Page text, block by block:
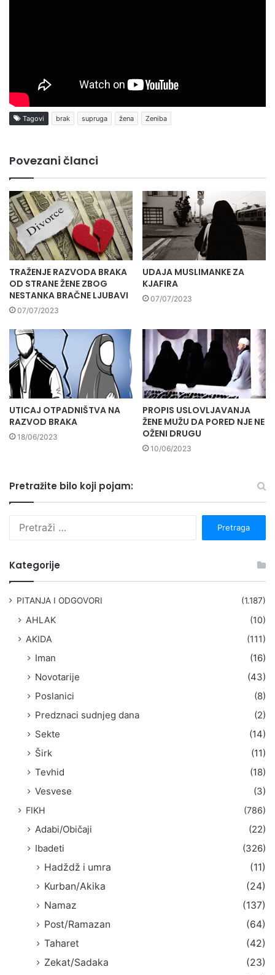
Tagovi brak supruga žena Zeniba
Povezani članci
TRAŽENJE RAZVODA BRAKA
OD STRANE ŽENE ZBOG
NESTANKA BRAČNE LJUBAVI
07/07/2023
UDAJA MUSLIMANKE ZA
KJAFIRA
07/07/2023
UTICAJ OTPADNIŠTVA NA
RAZVOD BRAKA
18/06/2023
PROPIS USLOVLJAVANJA
ŽENE MUŽU DA PORED NJE NE
OŽENI DRUGU
10/06/2023
Pretražite bilo koji pojam:
Kategorije
PITANJA I ODGOVORI (1.187)
AHLAK
(10)
AKIDA
(111)
Iman
(16)
Novotarije
(43)
Poslanici
(8)
Predznaci sudnjeg dana
(2)
Sekte
(14)
Širk
(11)
Tevhid
(18)
Vesvese
(3)
FIKH (786)
Adabi/Običaji
(22)
Ibadeti
(326)
Hadždž i umra
(11)
Kurban/Akika
(24)
Namaz
(137)
Post/Ramazan
(64)
Taharet
(42)
Zekat/Sadaka
(23)